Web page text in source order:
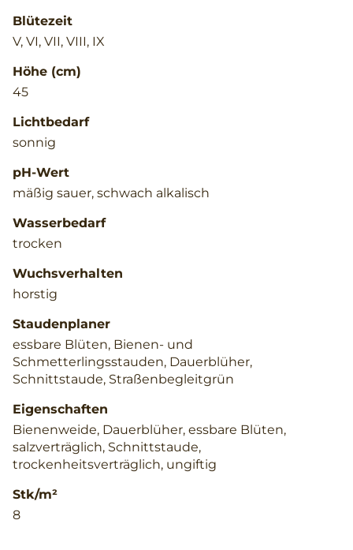
Blütezeit
V, VI, VII, VIII, IX
Höhe (cm)
45
Lichtbedarf
sonnig
pH-Wert
mäßig sauer, schwach alkalisch
Wasserbedarf
trocken
Wuchsverhalten
horstig
Staudenplaner
essbare Blüten, Bienen- und
Schmetterlingsstauden, Dauerblüher,
Schnittstaude, Straßenbegleitgrün
Eigenschaften
Bienenweide, Dauerblüher, essbare Blüten,
salzverträglich, Schnittstaude,
trockenheitsverträglich, ungiftig
Stk/m²
8